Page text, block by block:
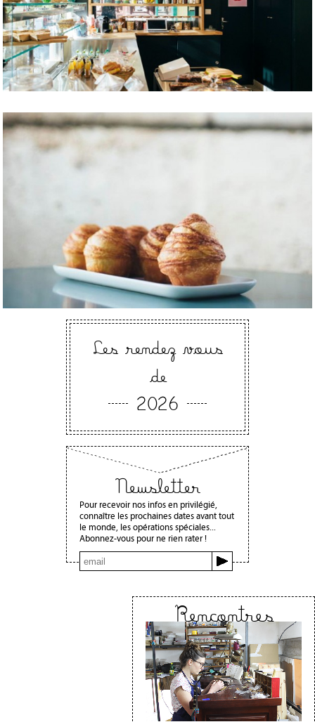
Les rendez vous
de
2026
Newsletter
Pour recevoir nos infos en privilégié,
connaître les prochaines dates avant tout
le monde, les opérations spéciales...
Abonnez-vous pour ne rien rater !
Rencontres